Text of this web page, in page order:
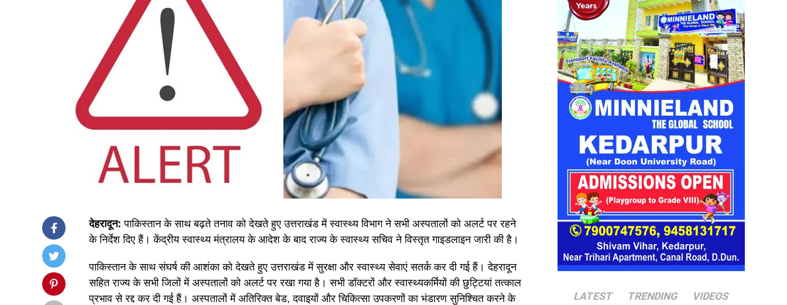
देहरादून: पाकिस्तान के साथ बढ़ते तनाव को देखते हुए उत्तराखंड में स्वास्थ्य विभाग ने सभी अस्पतालों को अलर्ट पर रहने
के निर्देश दिए हैं। केंद्रीय स्वास्थ्य मंत्रालय के आदेश के बाद राज्य के स्वास्थ्य सचिव ने विस्तृत गाइडलाइन जारी की है।
पाकिस्तान के साथ संघर्ष की आशंका को देखते हुए उत्तराखंड में सुरक्षा और स्वास्थ्य सेवाएं सतर्क कर दी गई हैं। देहरादून
सहित राज्य के सभी जिलों में अस्पतालों को अलर्ट पर रखा गया है। सभी डॉक्टरों और स्वास्थ्यकर्मियों की छुट्टियां तत्काल
प्रभाव से रद्द कर दी गई हैं। अस्पतालों में अतिरिक्त बेड, दवाइयों और चिकित्सा उपकरणों का भंडारण सुनिश्चित करने के
LATEST TRENDING VIDEOS